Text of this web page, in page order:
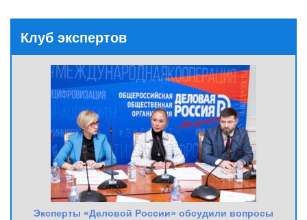
Клуб экспертов
Эксперты «Деловой России» обсудили вопросы